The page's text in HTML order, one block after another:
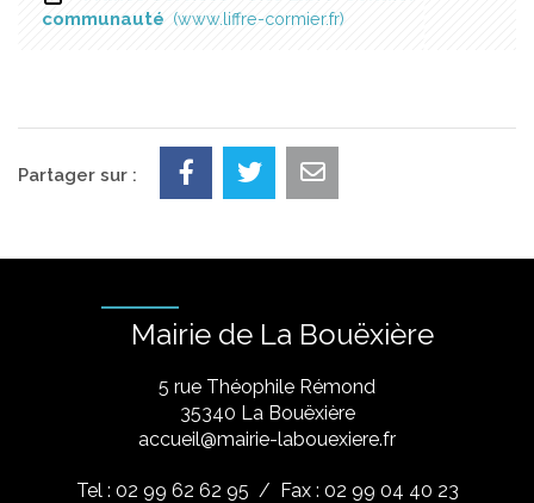
communauté
www.liffre-cormier.fr
Partager sur :
Mairie de La Bouëxière
5 rue Théophile Rémond
​35340 La Bouëxière
accueil@mairie-labouexiere.fr
Tel : 02 99 62 62 95 / Fax : 02 99 04 40 23